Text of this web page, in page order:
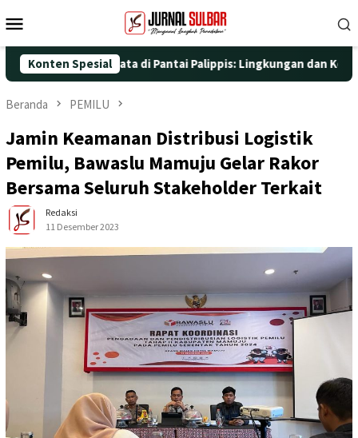
ke
Mobile
Konten Spesial
Aksi Nyata di Pantai Palippis: Lingkungan dan Kesehatan
Beranda PEMILU
Jamin Keamanan Distribusi Logistik
Pemilu, Bawaslu Mamuju Gelar Rakor
Bersama Seluruh Stakeholder Terkait
Redaksi
11 Desember 2023